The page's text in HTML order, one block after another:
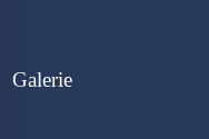
Galerie